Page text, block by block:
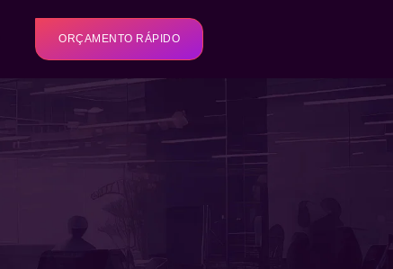
ORÇAMENTO RÁPIDO